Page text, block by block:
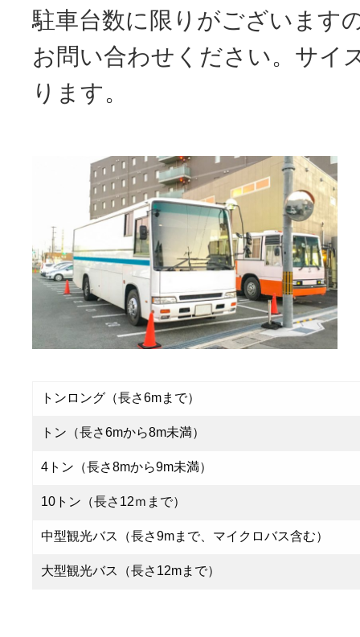
駐車台数に限りがございます
お問い合わせください。サイ
ります。
トンロング（長さ6mまで）
トン（長さ6mから8m未満）
4トン（長さ8mから9m未満）
10トン（長さ12ｍまで）
中型観光バス（長さ9mまで、マイクロバス含む）
大型観光バス（長さ12mまで）